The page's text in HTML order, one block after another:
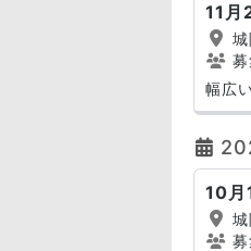
11
幅広
10